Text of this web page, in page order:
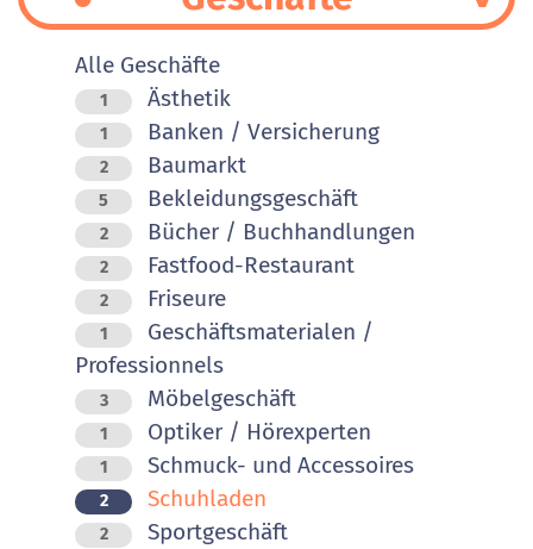
Alle Geschäfte
1 Ästhetik
1 Banken / Versicherung
2 Baumarkt
5 Bekleidungsgeschäft
2 Bücher / Buchhandlungen
2 Fastfood-Restaurant
2 Friseure
1
Geschäftsmaterialen /
Professionnels
3 Möbelgeschäft
1 Optiker / Hörexperten
1 Schmuck- und Accessoires
2 Schuhladen
2 Sportgeschäft